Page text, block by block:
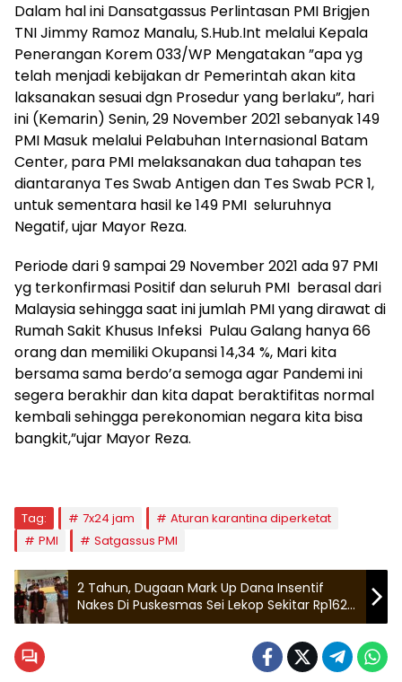
Dalam hal ini Dansatgassus Perlintasan PMI Brigjen
TNI Jimmy Ramoz Manalu, S.Hub.Int melalui Kepala
Penerangan Korem 033/WP Mengatakan ”apa yg
telah menjadi kebijakan dr Pemerintah akan kita
laksanakan sesuai dgn Prosedur yang berlaku”, hari
ini (Kemarin) Senin, 29 November 2021 sebanyak 149
PMI Masuk melalui Pelabuhan Internasional Batam
Center, para PMI melaksanakan dua tahapan tes
diantaranya Tes Swab Antigen dan Tes Swab PCR 1,
untuk sementara hasil ke 149 PMI seluruhnya
Negatif, ujar Mayor Reza.
Periode dari 9 sampai 29 November 2021 ada 97 PMI
yg terkonfirmasi Positif dan seluruh PMI berasal dari
Malaysia sehingga saat ini jumlah PMI yang dirawat di
Rumah Sakit Khusus Infeksi Pulau Galang hanya 66
orang dan memiliki Okupansi 14,34 %, Mari kita
bersama sama berdo’a semoga agar Pandemi ini
segera berakhir dan kita dapat beraktifitas normal
kembali sehingga perekonomian negara kita bisa
bangkit,”ujar Mayor Reza.
Tag: 7x24 jam
Aturan karantina diperketat
PMI
Satgassus PMI
2 Tahun, Dugaan Mark Up Dana Insentif
Nakes Di Puskesmas Sei Lekop Sekitar Rp162
Juta